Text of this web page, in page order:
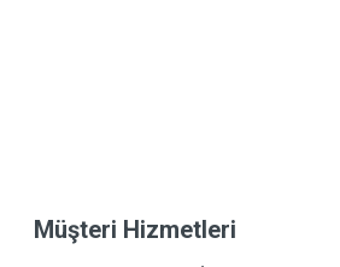
Müşteri Hizmetleri